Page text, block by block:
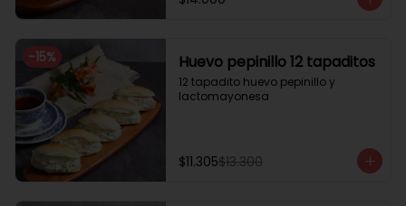
-15% Huevo pepinillo 12 tapaditos
12 tapadito huevo pepinillo y
lactomayonesa
$11.305$13.300